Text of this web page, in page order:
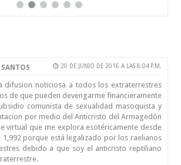
20 DE JUNIO DE 2016 A LAS 8:04 P.M.
difusion noticiosa a todos los extraterrestres
de que pueden devengarme financieramente
comunista de sexualidad masoquista y
por medio del Anticristo del Armagedón
virtual que me explora esotéricamente desde
1,992 porque está legalizado por los raelianos
debido a que soy el anticristo reptiliano